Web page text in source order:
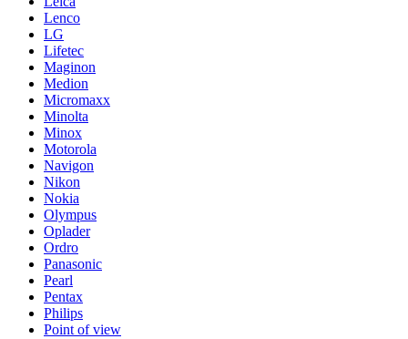
Lenco
LG
Lifetec
Maginon
Medion
Micromaxx
Minolta
Minox
Motorola
Navigon
Nikon
Nokia
Olympus
Oplader
Ordro
Panasonic
Pearl
Pentax
Philips
Point of view